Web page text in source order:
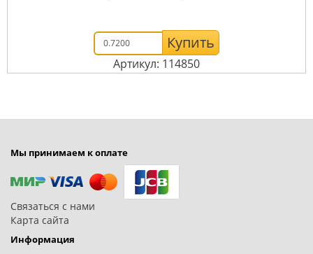
Купить
Артикул: 114850
Мы принимаем к оплате
Связаться с нами
Карта сайта
Информация